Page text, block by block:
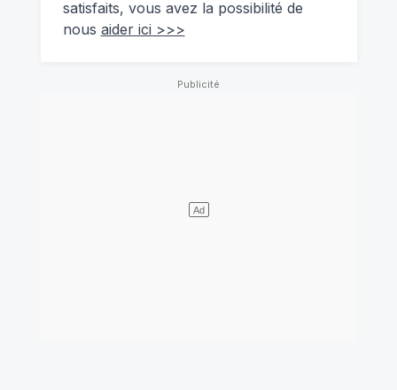
satisfaits, vous avez la possibilité de
nous aider ici >>>